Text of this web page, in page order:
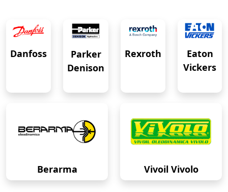
Danfoss
Parker
Denison
Rexroth
Eaton
Vickers
Berarma Vivoil Vivolo